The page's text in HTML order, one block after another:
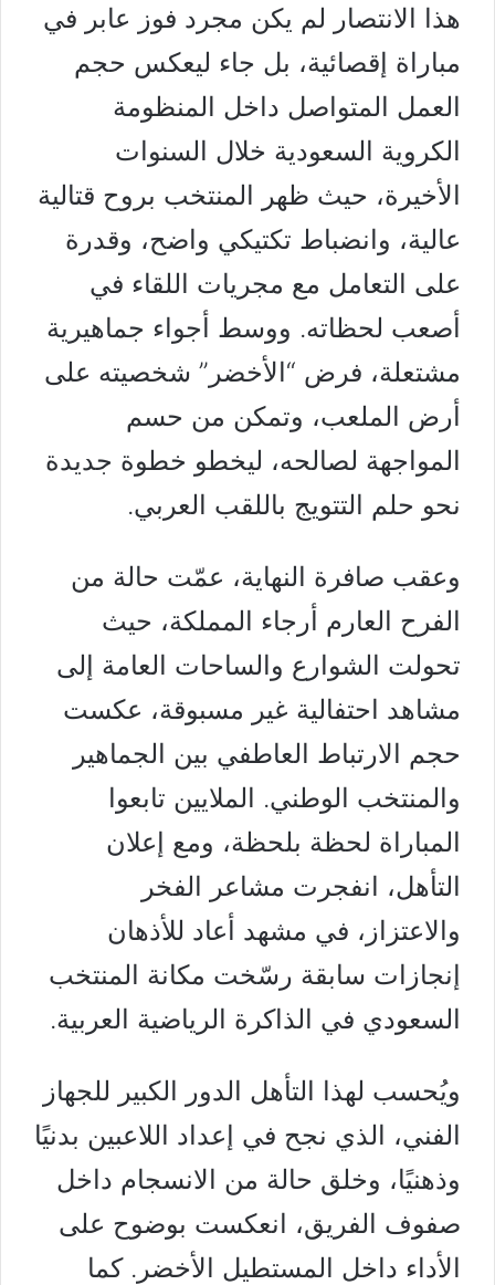
هذا الانتصار لم يكن مجرد فوز عابر في
مباراة إقصائية، بل جاء ليعكس حجم
العمل المتواصل داخل المنظومة
الكروية السعودية خلال السنوات
الأخيرة، حيث ظهر المنتخب بروح قتالية
عالية، وانضباط تكتيكي واضح، وقدرة
على التعامل مع مجريات اللقاء في
أصعب لحظاته. ووسط أجواء جماهيرية
مشتعلة، فرض “الأخضر” شخصيته على
أرض الملعب، وتمكن من حسم
المواجهة لصالحه، ليخطو خطوة جديدة
نحو حلم التتويج باللقب العربي.
وعقب صافرة النهاية، عمّت حالة من
الفرح العارم أرجاء المملكة، حيث
تحولت الشوارع والساحات العامة إلى
مشاهد احتفالية غير مسبوقة، عكست
حجم الارتباط العاطفي بين الجماهير
والمنتخب الوطني. الملايين تابعوا
المباراة لحظة بلحظة، ومع إعلان
التأهل، انفجرت مشاعر الفخر
والاعتزاز، في مشهد أعاد للأذهان
إنجازات سابقة رسّخت مكانة المنتخب
السعودي في الذاكرة الرياضية العربية.
ويُحسب لهذا التأهل الدور الكبير للجهاز
الفني، الذي نجح في إعداد اللاعبين بدنيًا
وذهنيًا، وخلق حالة من الانسجام داخل
صفوف الفريق، انعكست بوضوح على
الأداء داخل المستطيل الأخضر. كما